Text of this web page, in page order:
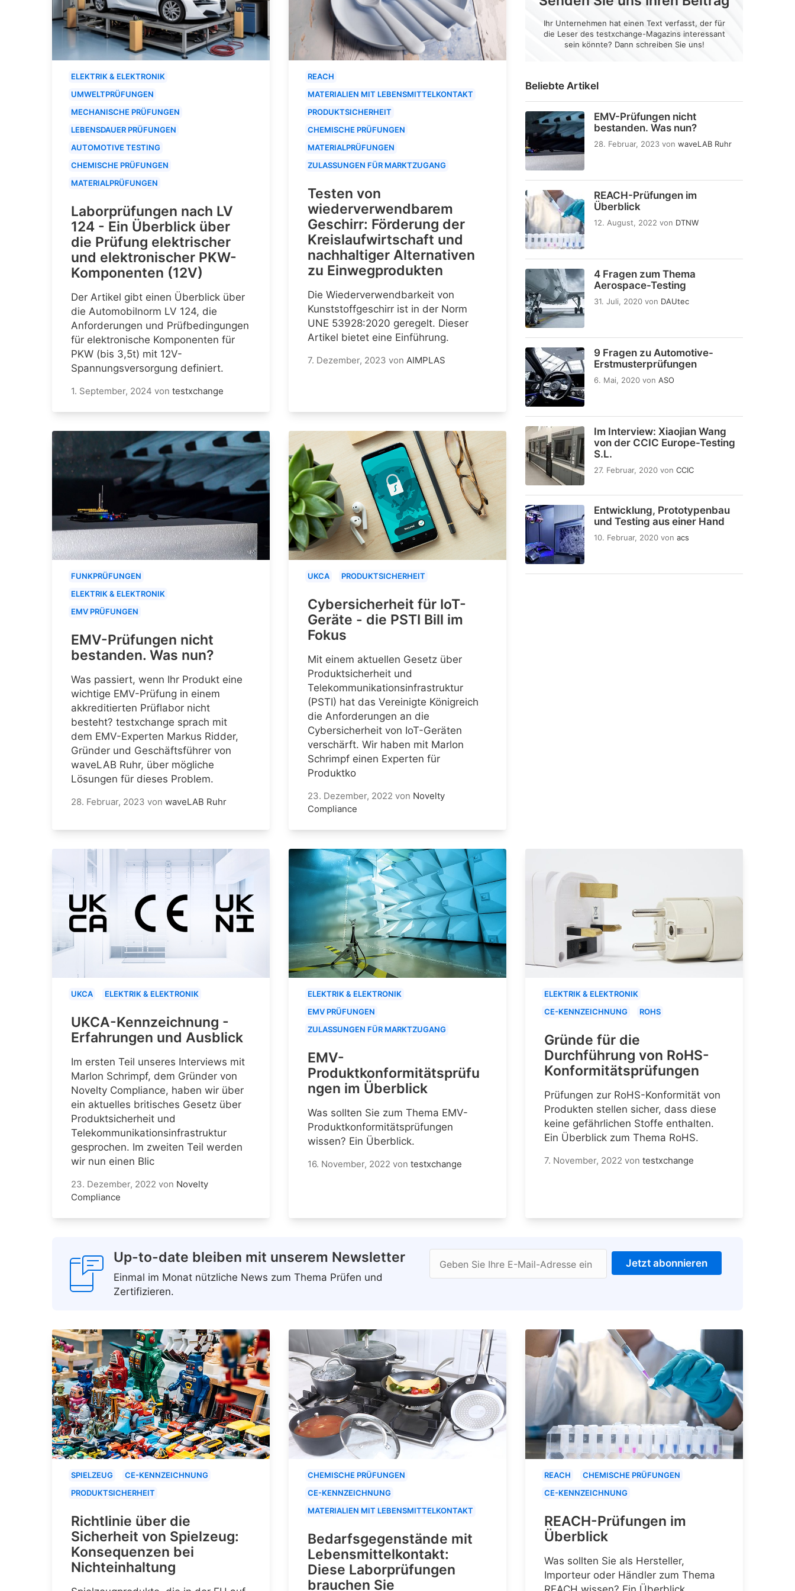
Beliebte Artikel
EMV-Prüfungen nicht
bestanden. Was nun?
28. Februar, 2023 von waveLAB Ruhr
REACH-Prüfungen im
Überblick
12. August, 2022 von DTNW
4 Fragen zum Thema
Aerospace-Testing
31. Juli, 2020 von DAUtec
9 Fragen zu Automotive-
Erstmusterprüfungen
6. Mai, 2020 von ASO
Im Interview: Xiaojian Wang
von der CCIC Europe-Testing
S.L.
27. Februar, 2020 von CCIC
Entwicklung, Prototypenbau
und Testing aus einer Hand
10. Februar, 2020 von acs
Ihr Unternehmen hat einen Text verfasst, der für
die Leser des testxchange-Magazins interessant
sein könnte? Dann schreiben Sie uns!
ELEKTRIK & ELEKTRONIK
UMWELTPRÜFUNGEN
MECHANISCHE PRÜFUNGEN
LEBENSDAUER PRÜFUNGEN
AUTOMOTIVE TESTING
CHEMISCHE PRÜFUNGEN
MATERIALPRÜFUNGEN
Laborprüfungen nach LV
124 - Ein Überblick über
die Prüfung elektrischer
und elektronischer PKW-
Komponenten (12V)
Der Artikel gibt einen Überblick über
die Automobilnorm LV 124, die
Anforderungen und Prüfbedingungen
für elektronische Komponenten für
PKW (bis 3,5t) mit 12V-
Spannungsversorgung definiert.
1. September, 2024 von testxchange
REACH
MATERIALIEN MIT LEBENSMITTELKONTAKT
PRODUKTSICHERHEIT
CHEMISCHE PRÜFUNGEN
MATERIALPRÜFUNGEN
ZULASSUNGEN FÜR MARKTZUGANG
Testen von
wiederverwendbarem
Geschirr: Förderung der
Kreislaufwirtschaft und
nachhaltiger Alternativen
zu Einwegprodukten
Die Wiederverwendbarkeit von
Kunststoffgeschirr ist in der Norm
UNE 53928:2020 geregelt. Dieser
Artikel bietet eine Einführung.
7. Dezember, 2023 von AIMPLAS
FUNKPRÜFUNGEN
ELEKTRIK & ELEKTRONIK
EMV PRÜFUNGEN
EMV-Prüfungen nicht
bestanden. Was nun?
Was passiert, wenn Ihr Produkt eine
wichtige EMV-Prüfung in einem
akkreditierten Prüflabor nicht
besteht? testxchange sprach mit
dem EMV-Experten Markus Ridder,
Gründer und Geschäftsführer von
waveLAB Ruhr, über mögliche
Lösungen für dieses Problem.
28. Februar, 2023 von waveLAB Ruhr
UKCA PRODUKTSICHERHEIT
Cybersicherheit für IoT-
Geräte - die PSTI Bill im
Fokus
Mit einem aktuellen Gesetz über
Produktsicherheit und
Telekommunikationsinfrastruktur
(PSTI) hat das Vereinigte Königreich
die Anforderungen an die
Cybersicherheit von IoT-Geräten
verschärft. Wir haben mit Marlon
Schrimpf einen Experten für
Produktko
23. Dezember, 2022 von Novelty
Compliance
UKCA ELEKTRIK & ELEKTRONIK
UKCA-Kennzeichnung -
Erfahrungen und Ausblick
Im ersten Teil unseres Interviews mit
Marlon Schrimpf, dem Gründer von
Novelty Compliance, haben wir über
ein aktuelles britisches Gesetz über
Produktsicherheit und
Telekommunikationsinfrastruktur
gesprochen. Im zweiten Teil werden
wir nun einen Blic
23. Dezember, 2022 von Novelty
Compliance
ELEKTRIK & ELEKTRONIK
EMV PRÜFUNGEN
ZULASSUNGEN FÜR MARKTZUGANG
EMV-
Produktkonformitätsprüfu
ngen im Überblick
Was sollten Sie zum Thema EMV-
Produktkonformitätsprüfungen
wissen? Ein Überblick.
16. November, 2022 von testxchange
ELEKTRIK & ELEKTRONIK
CE-KENNZEICHNUNG
ROHS
Gründe für die
Durchführung von RoHS-
Konformitätsprüfungen
Prüfungen zur RoHS-Konformität von
Produkten stellen sicher, dass diese
keine gefährlichen Stoffe enthalten.
Ein Überblick zum Thema RoHS.
7. November, 2022 von testxchange
Up-to-date bleiben mit unserem Newsletter
Einmal im Monat nützliche News zum Thema Prüfen und
Zertifizieren.
Geben Sie Ihre E-Mail-Adresse ein Jetzt abonnieren
SPIELZEUG
CE-KENNZEICHNUNG
PRODUKTSICHERHEIT
Richtlinie über die
Sicherheit von Spielzeug:
Konsequenzen bei
Nichteinhaltung
CHEMISCHE PRÜFUNGEN
CE-KENNZEICHNUNG
MATERIALIEN MIT LEBENSMITTELKONTAKT
Bedarfsgegenstände mit
Lebensmittelkontakt:
Diese Laborprüfungen
brauchen Sie
REACH
CHEMISCHE PRÜFUNGEN
CE-KENNZEICHNUNG
REACH-Prüfungen im
Überblick
Was sollten Sie als Hersteller,
Importeur oder Händler zum Thema